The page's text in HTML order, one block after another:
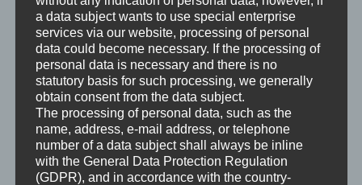
Person und einem Klienten.
Mentoring
Mentoring ist das individualisierte Weitergeben von Wissen und
Erfahrungen durch Interaktion zwischen einer erfahrenen Person
und einem Klienten.
Supervision
Supervision ist das individualisierte Reflektieren der gemachten
oder anstehenden professionellen Erfahrungen durch Interaktion
zwischen einem Supervisor und einem Klienten.
a data subject wants to use special enterprise
services via our website, processing of personal
data could become necessary. If the processing of
personal data is necessary and there is no
statutory basis for such processing, we generally
obtain consent from the data subject.
The processing of personal data, such as the
name, address, e-mail address, or telephone
number of a data subject shall always be inline
with the General Data Protection Regulation
(GDPR), and in accordance with the country-